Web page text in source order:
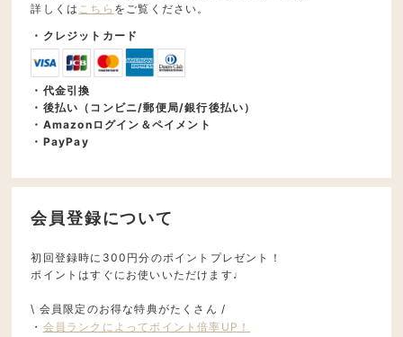
詳しくは こちら をご覧ください。
・クレジットカード
・代金引換
・後払い（コンビニ/郵便局/銀行後払い）
・Amazonログイン＆ペイメント
・PayPay
会員登録について
初回登録時に300円分のポイントプレゼント！
ポイントはすぐにお使いいただけます♩
\ 会員限定のお得な特典がたくさん /
・ 会員ランクによってポイント倍率UP！